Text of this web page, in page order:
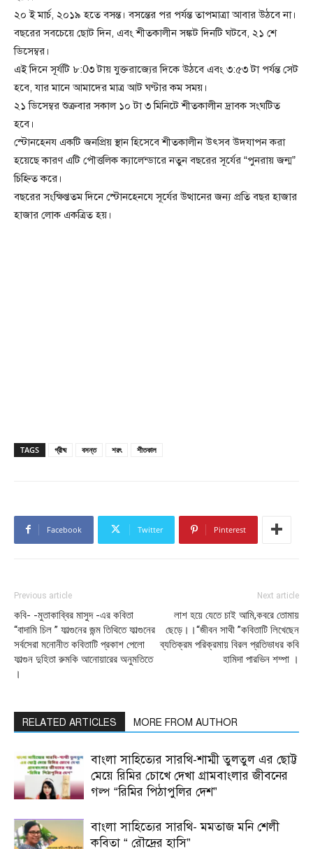
২০ ই মার্চ, ২০১৯ হতে বসন্ত। বসন্তের পর পর্যন্ত তাপমাত্রা আবার উঠবে না।
বছরের সবচেয়ে ছোট দিন, এবং শীতকালীন সঙ্কট দিনটি ঘটবে, ২১ শে
ডিসেম্বর।
এই দিনে সূর্যটি ৮:0৩ টায় যুক্তরাজ্যের দিকে উঠবে এবং ৩:৫৩ টা পর্যন্ত সেট
হবে, যার মানে আমাদের মাত্র আট ঘণ্টার কম সময়।
২১ ডিসেম্বর শুক্রবার সকাল ১০ টা ৩ মিনিটে শীতকালীন দ্রাবক সংঘটিত
হবে।
স্টোনহেনয একটি জনপ্রিয় স্থান হিসেবে শীতকালীন উৎসব উদযাপন করা
হয়েছে কারণ এটি পৌত্তলিক ক্যালেন্ডারে নতুন বছরের সূর্যের “পুনরায় জন্ম”
চিহ্নিত করে।
বছরের সংক্ষিপ্ততম দিনে স্টোনহেনযে সূর্যের উত্থানের জন্য প্রতি বছর হাজার
হাজার লোক একত্রিত হয়।
TAGS গ্রীষ্ম বসন্ত শরৎ শীতকাল
Facebook Twitter Pinterest
Previous article
কবি- -মুতাকাব্বির মাসুদ -এর কবিতা
“বাদামি চিল ” ফাল্গুনের জন্ম তিথিতে ফাল্গুনের
সর্বসেরা মনোনীত কবিতাটি প্রকাশ পেলো
ফাল্গুন দুহিতা রুমকি আনোয়ারের অনুমতিতে
।
Next article
লাশ হয়ে যেতে চাই আমি,কবরে তোমায়
ছেড়ে।।“জীবন সাথী ”কবিতাটি লিখেছেন
ব্যতিক্রম পরিক্রমায় বিরল প্রতিভাধর কবি
হামিদা পারভিন শম্পা ।
RELATED ARTICLES MORE FROM AUTHOR
বাংলা সাহিত্যের সারথি-শাম্মী তুলতুল এর ছোট্ট
মেয়ে রিমির চোখে দেখা গ্রামবাংলার জীবনের
গল্প “রিমির পিঠাপুলির দেশ”
বাংলা সাহিত্যের সারথি- মমতাজ মনি শেলী
কবিতা “ রৌদ্রের হাসি”